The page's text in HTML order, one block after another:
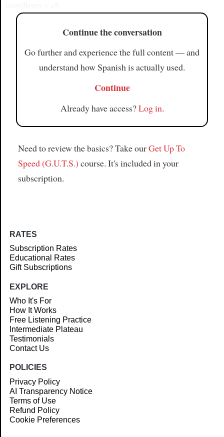
Continue the conversation
Go further and experience the full content — and
understand how Spanish is actually used.
Continue
Already have access?Log in.
Need to review the basics? Take ourGet Up To
Speed (G.U.T.S.) course. It's included in your
subscription.
RATES
Subscription Rates
Educational Rates
Gift Subscriptions
EXPLORE
Who It's For
How It Works
Free Listening Practice
Intermediate Plateau
Testimonials
Contact Us
POLICIES
Privacy Policy
AI Transparency Notice
Terms of Use
Refund Policy
Cookie Preferences